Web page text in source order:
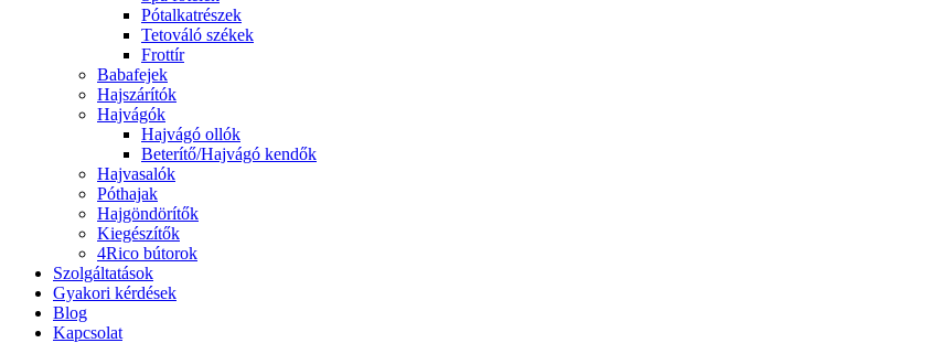
Pótalkatrészek
Tetováló székek
Frottír
Babafejek
Hajszárítók
Hajvágók
Hajvágó ollók
Beterítő/Hajvágó kendők
Hajvasalók
Póthajak
Hajgöndörítők
Kiegészítők
4Rico bútorok
Szolgáltatások
Gyakori kérdések
Blog
Kapcsolat